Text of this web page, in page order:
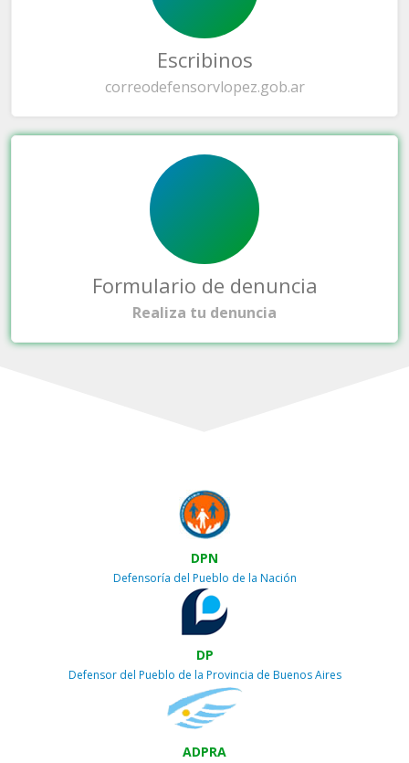
Escribinos
correodefensorvlopez.gob.ar
Formulario de denuncia
Realiza tu denuncia
DPN
Defensoría del Pueblo de la Nación
DP
Defensor del Pueblo de la Provincia de Buenos Aires
ADPRA